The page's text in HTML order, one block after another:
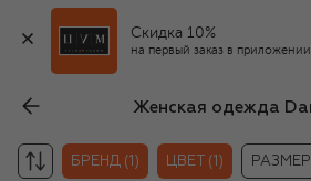
Скидка 10%
на первый заказ в приложении
БРЕНД (1) ЦВЕТ (1) РАЗМЕР